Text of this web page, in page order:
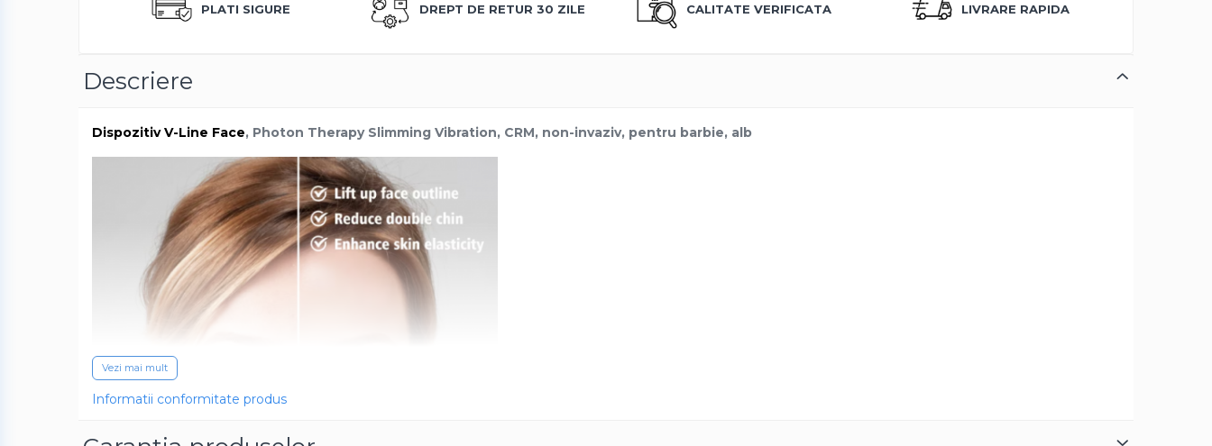
Componente PC & Software
Boxe portabile, cu bluetooth
Casti & Audio portabile
Huse laptop
Accesorii auto interioare &
Casa, Gradina & Bricolaj
PLATI SIGURE DREPT DE RETUR 30 ZILE CALITATE VERIFICATA LIVRARE RAPIDA
Descriere
Dispozitiv V-Line Face, Photon Therapy Slimming Vibration, CRM, non-invaziv, pentru barbie, alb
Vezi mai mult
Informatii conformitate produs